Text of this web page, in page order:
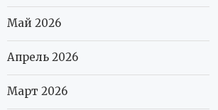
Май 2026
Апрель 2026
Март 2026